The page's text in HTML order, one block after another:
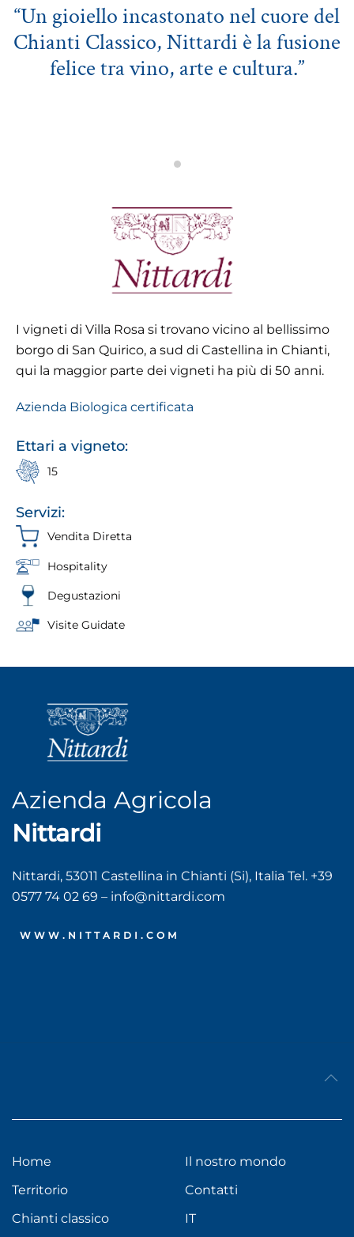
“Un gioiello incastonato nel cuore del
Chianti Classico, Nittardi è la fusione
felice tra vino, arte e cultura.”
I vigneti di Villa Rosa si trovano vicino al bellissimo
borgo di San Quirico, a sud di Castellina in Chianti,
qui la maggior parte dei vigneti ha più di 50 anni.
Azienda Biologica certificata
Ettari a vigneto:
15
Servizi:
Vendita Diretta
Hospitality
Degustazioni
Visite Guidate
Azienda Agricola
Nittardi
Nittardi, 53011 Castellina in Chianti (Si), Italia Tel. +39
0577 74 02 69 – info@nittardi.com
WWW.NITTARDI.COM
Home
Territorio
Chianti classico
Il nostro mondo
Contatti
IT